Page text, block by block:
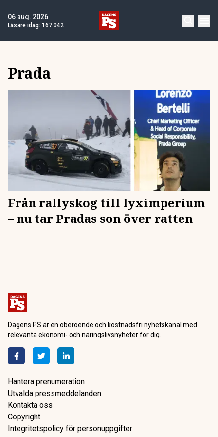
06 aug. 2026
Läsare idag: 167 042
Prada
Från rallyskog till lyximperium
– nu tar Pradas son över ratten
Dagens PS är en oberoende och kostnadsfri nyhetskanal med
relevanta ekonomi- och näringslivsnyheter för dig.
Hantera prenumeration
Utvalda pressmeddelanden
Kontakta oss
Copyright
Integritetspolicy för personuppgifter